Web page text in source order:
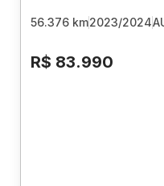
56.376 km2023/2024
R$ 83.990